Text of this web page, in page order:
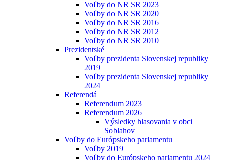
Voľby do NR SR 2023
Voľby do NR SR 2020
Voľby do NR SR 2016
Voľby do NR SR 2012
Voľby do NR SR 2010
Prezidentské
Voľby prezidenta Slovenskej republiky
2019
Voľby prezidenta Slovenskej republiky
2024
Referendá
Referendum 2023
Referendum 2026
Výsledky hlasovania v obci
Soblahov
Voľby do Európskeho parlamentu
Voľby 2019
Voľby do Európskeho parlamentu 2024